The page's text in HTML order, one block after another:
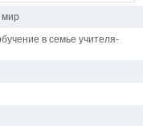
мир
в семье учителя-